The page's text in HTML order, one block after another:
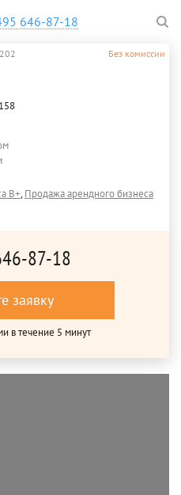
646-87-18
Без комиссии
B+,Продажа арендного бизнеса
87-18
заявку
в течение 5 минут